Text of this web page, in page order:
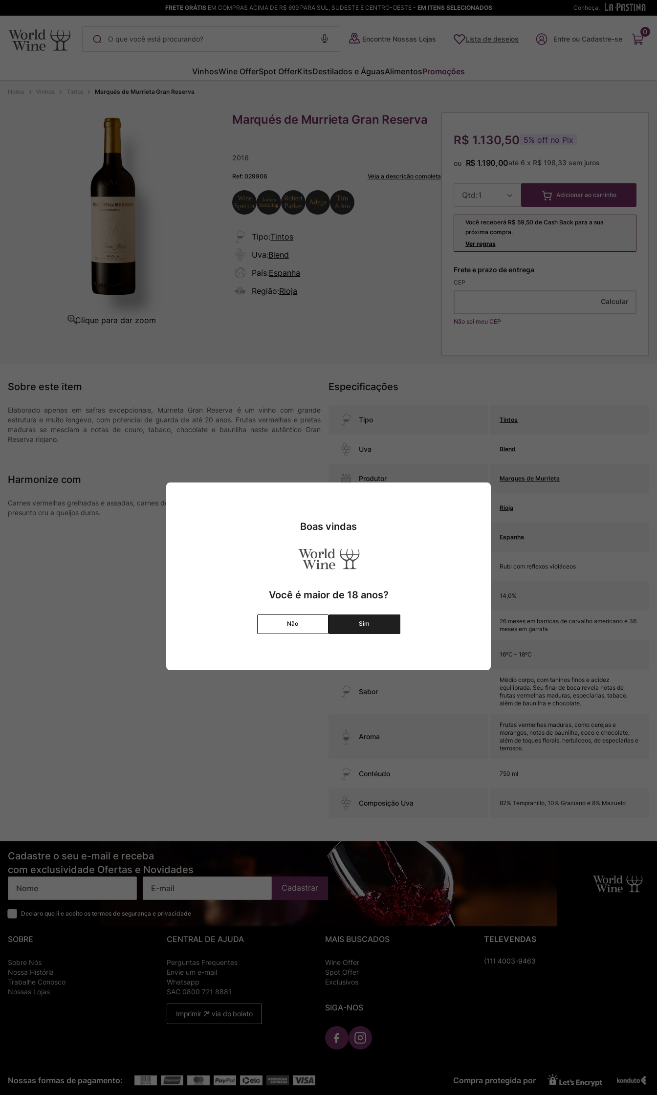
Conheça:
FRETE GRÁTISEM COMPRAS ACIMA DE R$ 699 PARA SUL, SUDESTE E CENTRO-OESTE - EM ITENS SELECIONADOS
Encontre Nossas Lojas Lista de desejos
0
VinhosWine OfferSpot OfferKitsDestilados e ÁguasAlimentosPromoções
Vinhos Tintos Marqués de Murrieta Gran Reserva
Marqués de Murrieta Gran Reserva
2016
Ref:029906 Veja a descrição completa
Tipo:Tintos
Uva:Blend
País:Espanha
Região:Rioja
R$ 1.130,50 5% off no Pix
ou R$ 1.190,00até 6 x R$ 198,33 sem juros
1 Adicionar ao carrinho
Você receberá R$ 59,50 de Cash Back para a sua
próxima compra.
Ver regras
CEP
Não sei meu CEP
Elaborado apenas em safras excepcionais, Murrieta Gran Reserva é um vinho com grande
estrutura e muito longevo, com potencial de guarda de até 20 anos. Frutas vermelhas e pretas
maduras se mesclam a notas de couro, tabaco, chocolate e baunilha neste autêntico Gran
Reserva riojano.
Harmonize com
Carnes vermelhas grelhadas e assadas, carnes de cordeiro, javali e suína, embutidos, como
presunto cru e queijos duros.
Especificações
Tipo Tintos
Uva Blend
Produtor Marques de Murrieta
Rioja
Espanha
Rubi com reflexos violáceos
Graduação Alcóolica 14,0%
Amadurecimento
26 meses em barricas de carvalho americano e 36
meses em garrafa
16ºC – 18ºC
Sabor
Médio corpo, com taninos finos e acidez
equilibrada. Seu final de boca revela notas de
frutas vermelhas maduras, especiarias, tabaco,
além de baunilha e chocolate.
Aroma
Frutas vermelhas maduras, como cerejas e
morangos, notas de baunilha, coco e chocolate,
além de toques florais, herbáceos, de especiarias e
terrosos.
Contéudo 750 ml
Composição Uva 82% Tempranillo, 10% Graciano e 8% Mazuelo
Cadastre o seu e-mail e receba
com exclusividade Ofertas e Novidades
Declaro que li e aceito os termos de segurança e privacidade
Cadastrar
SOBRE
Sobre Nós
Nossa História
Trabalhe Conosco
Nossas Lojas
CENTRAL DE AJUDA
Perguntas Frequentes
Envie um e-mail
Whatsapp
SAC 0800 721 8881
Imprimir 2ª via do boleto
MAIS BUSCADOS
Wine Offer
Spot Offer
Exclusivos
SIGA-NOS
TELEVENDAS
(11) 4003-9463
Nossas formas de pagamento: Compra protegida por
1º Maçanita
Bodega Garzon
Boas vindas
Você é maior de 18 anos?
Não Sim